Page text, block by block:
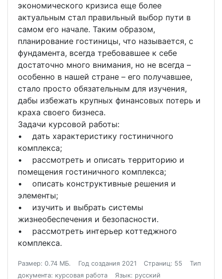
экономического кризиса еще более
актуальным стал правильный выбор пути в
самом его начале. Таким образом,
планирование гостиницы, что называется, с
фундамента, всегда требовавшее к себе
достаточно много внимания, но не всегда –
особенно в нашей стране – его получавшее,
стало просто обязательным для изучения,
дабы избежать крупных финансовых потерь и
краха своего бизнеса.
Задачи курсовой работы:
• дать характеристику гостиничного
комплекса;
• рассмотреть и описать территорию и
помещения гостиничного комплекса;
• описать конструктивные решения и
элементы;
• изучить и выбрать системы
жизнеобеспечения и безопасности.
• рассмотреть интерьер коттеджного
комплекса.
Размер: 0.74 МБ. Год создания 2021 Страниц: 55
Тип
документа: курсовая работа
Язык: русский